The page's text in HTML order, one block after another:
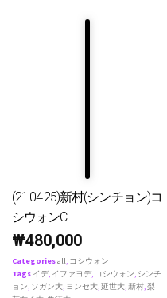
(21.04.25)新村(シンチョン)コ
シウォンC
₩480,000
Categoriesall, コシウォン
Tags イデ, イファヨデ, コシウォン, シンチ
ョン, ソガン大, ヨンセ大,延世大,新村,梨